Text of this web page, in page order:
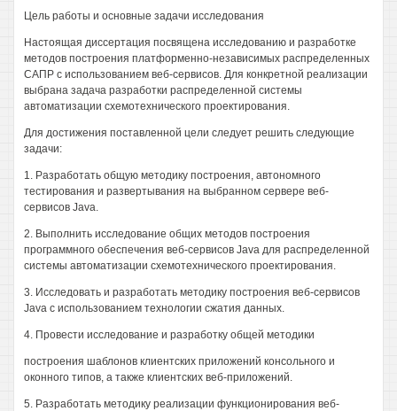
Цель работы и основные задачи исследования
Настоящая диссертация посвящена исследованию и разработке
методов построения платформенно-независимых распределенных
САПР с использованием веб-сервисов. Для конкретной реализации
выбрана задача разработки распределенной системы
автоматизации схемотехнического проектирования.
Для достижения поставленной цели следует решить следующие
задачи:
1. Разработать общую методику построения, автономного
тестирования и развертывания на выбранном сервере веб-
сервисов Java.
2. Выполнить исследование общих методов построения
программного обеспечения веб-сервисов Java для распределенной
системы автоматизации схемотехнического проектирования.
3. Исследовать и разработать методику построения веб-сервисов
Java с использованием технологии сжатия данных.
4. Провести исследование и разработку общей методики
построения шаблонов клиентских приложений консольного и
оконного типов, а также клиентских веб-приложений.
5. Разработать методику реализации функционирования веб-